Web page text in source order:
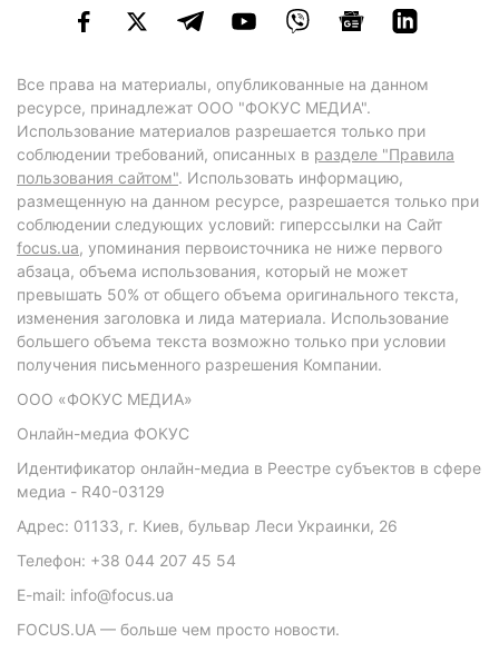
Все права на материалы, опубликованные на данном
ресурсе, принадлежат ООО "ФОКУС МЕДИА".
Использование материалов разрешается только при
соблюдении требований, описанных в разделе "Правила
пользования сайтом". Использовать информацию,
размещенную на данном ресурсе, разрешается только при
соблюдении следующих условий: гиперссылки на Сайт
focus.ua, упоминания первоисточника не ниже первого
абзаца, объема использования, который не может
превышать 50% от общего объема оригинального текста,
изменения заголовка и лида материала. Использование
большего объема текста возможно только при условии
получения письменного разрешения Компании.
ООО «ФОКУС МЕДИА»
Онлайн-медиа ФОКУС
Идентификатор онлайн-медиа в Реестре субъектов в сфере
медиа - R40-03129
Адрес: 01133, г. Киев, бульвар Леси Украинки, 26
Телефон: +38 044 207 45 54
E-mail: info@focus.ua
FOCUS.UA — больше чем просто новости.